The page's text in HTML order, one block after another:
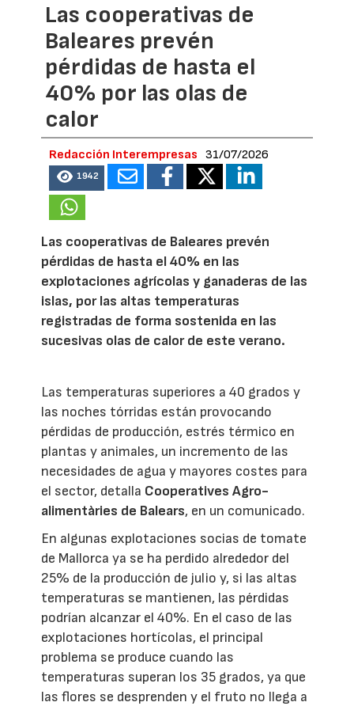
Las cooperativas de
Baleares prevén
pérdidas de hasta el
40% por las olas de
calor
Redacción Interempresas 31/07/2026
1942
Las cooperativas de Baleares prevén
pérdidas de hasta el 40% en las
explotaciones agrícolas y ganaderas de las
islas, por las altas temperaturas
registradas de forma sostenida en las
sucesivas olas de calor de este verano.
Las temperaturas superiores a 40 grados y
las noches tórridas están provocando
pérdidas de producción, estrés térmico en
plantas y animales, un incremento de las
necesidades de agua y mayores costes para
el sector, detalla Cooperatives Agro-
alimentàries de Balears, en un comunicado.
En algunas explotaciones socias de tomate
de Mallorca ya se ha perdido alrededor del
25% de la producción de julio y, si las altas
temperaturas se mantienen, las pérdidas
podrían alcanzar el 40%. En el caso de las
explotaciones hortícolas, el principal
problema se produce cuando las
temperaturas superan los 35 grados, ya que
las flores se desprenden y el fruto no llega a